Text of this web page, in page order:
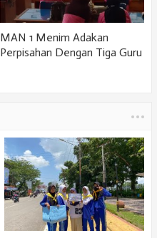
MAN 1 Menim Adakan
Perpisahan Dengan Tiga Guru